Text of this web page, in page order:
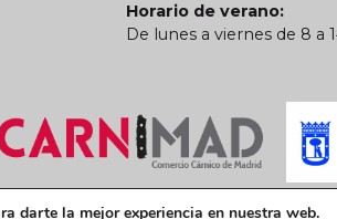
Horario de verano:
De lunes a viernes de 8 a
Política de privacidad
darte la mejor experiencia en nuestra web.